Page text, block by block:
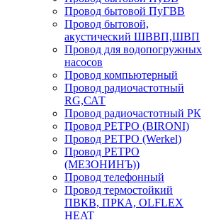
Провод бытовой ПуГВВ
Провод бытовой,
акустический ШВВП,ШВП
Провод для водопогружных
насосов
Провод компьютерный
Провод радиочастотный
RG,САТ
Провод радиочастотный РК
Провод РЕТРО (BIRONI)
Провод РЕТРО (Werkel)
Провод РЕТРО
(МЕЗОНИНЪ))
Провод телефонный
Провод термостойкий
ПВКВ, ПРКА, OLFLEX
HEAT